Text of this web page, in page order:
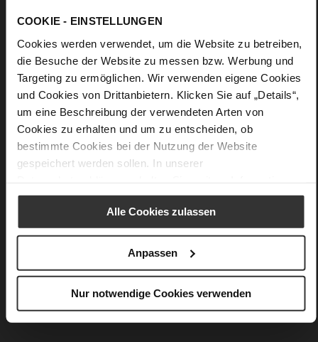
COOKIE - EINSTELLUNGEN
Cookies werden verwendet, um die Website zu betreiben,
die Besuche der Website zu messen bzw. Werbung und
Targeting zu ermöglichen. Wir verwenden eigene Cookies
und Cookies von Drittanbietern. Klicken Sie auf „Details“,
um eine Beschreibung der verwendeten Arten von
Cookies zu erhalten und um zu entscheiden, ob
bestimmte Cookies bei der Nutzung der Website
gespeichert werden sollen. In unserer
Alle Cookies zulassen
Anpassen
Nur notwendige Cookies verwenden
Fest eingearbeitete Einlegesohle aus Leder
Nein
45
Blockabsatz
Luxcalf
Das könnte Ihnen auch gefallen